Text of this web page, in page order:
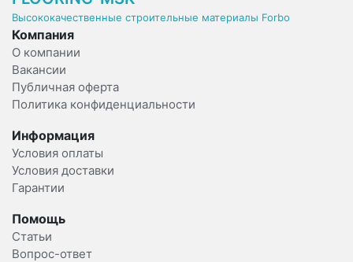
Высококачественные строительные материалы Forbo
Компания
О компании
Вакансии
Публичная оферта
Политика конфиденциальности
Информация
Условия оплаты
Условия доставки
Гарантии
Помощь
Статьи
Вопрос-ответ